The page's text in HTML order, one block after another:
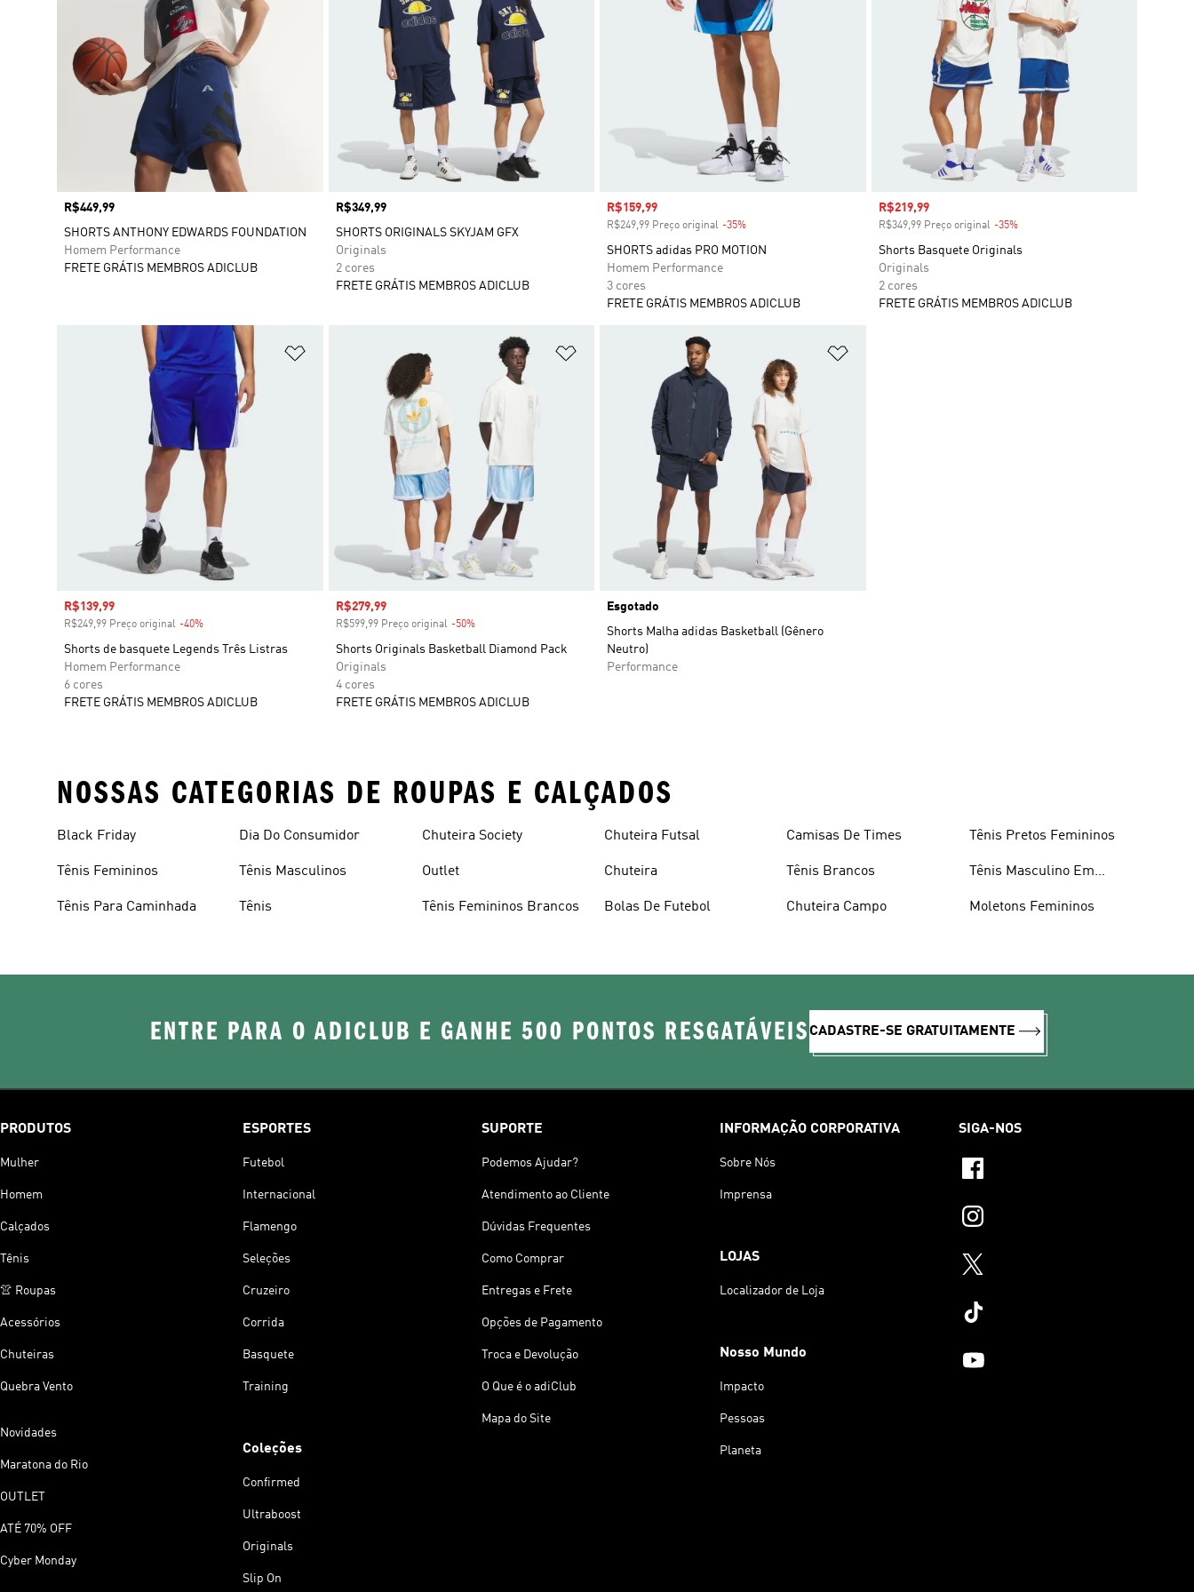
Preço
R$449,99
SHORTS ANTHONY EDWARDS FOUNDATION
Homem Performance
FRETE GRÁTIS MEMBROS ADICLUB
Preço
R$349,99
SHORTS ORIGINALS SKYJAM GFX
Originals
2 cores
FRETE GRÁTIS MEMBROS ADICLUB
Preço com desconto
R$159,99
R$249,99 Preço original -35%
SHORTS adidas PRO MOTION
Homem Performance
3 cores
FRETE GRÁTIS MEMBROS ADICLUB
Preço com desconto
R$219,99
R$349,99 Preço original -35%Desconto
Shorts Basquete Originals
Originals
2 cores
FRETE GRÁTIS MEMBROS ADICLUB
Preço com desconto
R$139,99
R$249,99 Preço original -40%
Shorts de basquete Legends Três Listras
Homem Performance
6 cores
FRETE GRÁTIS MEMBROS ADICLUB
Adicionar à Lista de Desejos
Preço com desconto
R$279,99
R$599,99 Preço original -50%Desconto
Shorts Originals Basketball Diamond Pack
Originals
4 cores
FRETE GRÁTIS MEMBROS ADICLUB
Esgotado
Shorts Malha adidas Basketball (Gênero
Neutro)
Performance
NOSSAS CATEGORIAS DE ROUPAS E CALÇADOS
Black Friday
Tênis Femininos
Tênis Para Caminhada
Dia Do Consumidor
Tênis Masculinos
Tênis
Chuteira Society
Outlet
Tênis Femininos Brancos
Chuteira Futsal
Chuteira
Bolas De Futebol
Camisas De Times
Tênis Brancos
Chuteira Campo
Tênis Pretos Femininos
Tênis Masculino Em
Moletons Femininos
ENTRE PARA O ADICLUB E GANHE 500 PONTOS RESGATÁVEIS CADASTRE-SE GRATUITAMENTE
PRODUTOS
Mulher
Homem
Calçados
Tênis
👚 Roupas
Acessórios
Chuteiras
Quebra Vento
Novidades
Maratona do Rio
OUTLET
ATÉ 70% OFF
Cyber Monday
ESPORTES
Futebol
Internacional
Flamengo
Seleções
Cruzeiro
Corrida
Basquete
Training
Coleções
Confirmed
Ultraboost
Originals
Slip On
SUPORTE
Podemos Ajudar?
Atendimento ao Cliente
Dúvidas Frequentes
Como Comprar
Entregas e Frete
Opções de Pagamento
Troca e Devolução
O Que é o adiClub
Mapa do Site
INFORMAÇÃO CORPORATIVA
Sobre Nós
Imprensa
LOJAS
Localizador de Loja
Nosso Mundo
Impacto
Pessoas
Planeta
SIGA-NOS